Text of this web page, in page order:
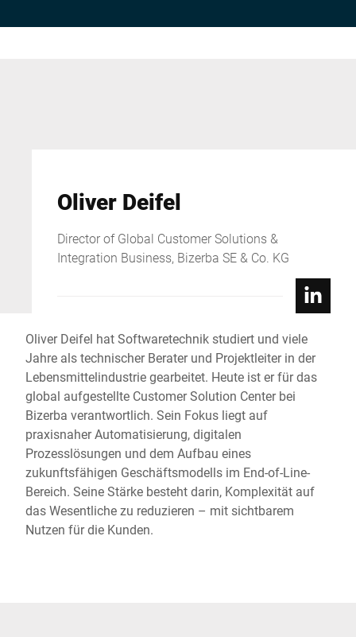
Oliver Deifel
Director of Global Customer Solutions &
Integration Business, Bizerba SE & Co. KG
Oliver Deifel hat Softwaretechnik studiert und viele
Jahre als technischer Berater und Projektleiter in der
Lebensmittelindustrie gearbeitet. Heute ist er für das
global aufgestellte Customer Solution Center bei
Bizerba verantwortlich. Sein Fokus liegt auf
praxisnaher Automatisierung, digitalen
Prozesslösungen und dem Aufbau eines
zukunftsfähigen Geschäftsmodells im End-of-Line-
Bereich. Seine Stärke besteht darin, Komplexität auf
das Wesentliche zu reduzieren – mit sichtbarem
Nutzen für die Kunden.